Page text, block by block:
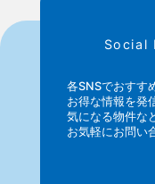
Social
各SNSでおすす
お得な情報を発
気になる物件な
お気軽にお問い